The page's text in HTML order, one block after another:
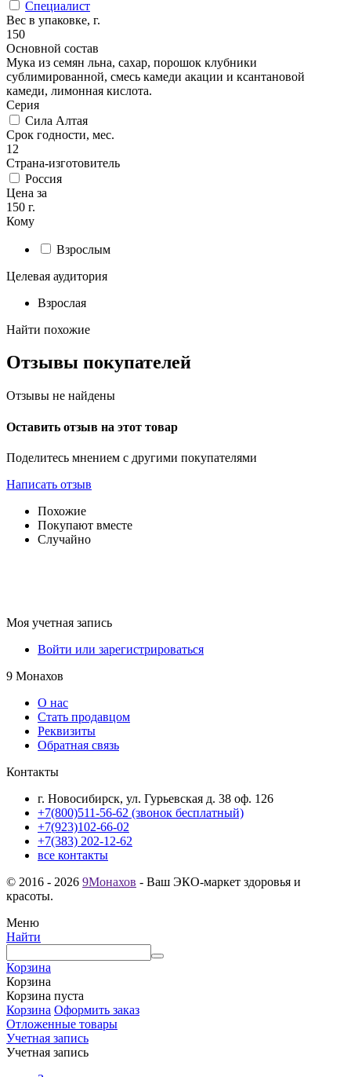
Специалист
Вес в упаковке, г.
150
Основной состав
Мука из семян льна, сахар, порошок клубники
сублимированной, смесь камеди акации и ксантановой
камеди, лимонная кислота.
Серия
Сила Алтая
Срок годности, мес.
12
Страна-изготовитель
Россия
Цена за
150 г.
Кому
Взрослым
Целевая аудитория
Взрослая
Найти похожие
Отзывы покупателей
Отзывы не найдены
Оставить отзыв на этот товар
Поделитесь мнением с другими покупателями
Написать отзыв
Похожие
Покупают вместе
Случайно
Моя учетная запись
Войти или зарегистрироваться
9 Монахов
О нас
Стать продавцом
Реквизиты
Обратная связь
Контакты
г. Новосибирск, ул. Гурьевская д. 38 оф. 126
+7(800)511-56-62 (звонок бесплатный)
+7(923)102-66-02
+7(383) 202-12-62
все контакты
© 2016 - 2026 9Монахов - Ваш ЭКО-маркет здоровья и
красоты.
Меню
Найти
Корзина
Корзина
Корзина пуста
Корзина Оформить заказ
Отложенные товары
Учетная запись
Учетная запись